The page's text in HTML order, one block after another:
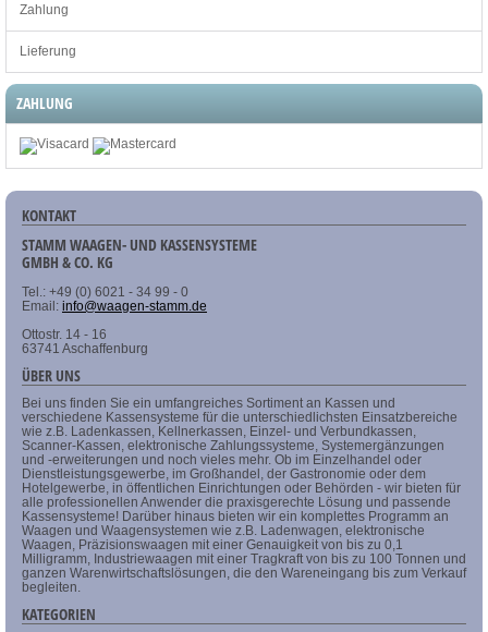
Zahlung
Lieferung
ZAHLUNG
KONTAKT
STAMM WAAGEN- UND KASSENSYSTEME
GMBH & CO. KG
Tel.: +49 (0) 6021 - 34 99 - 0
Email: info@waagen-stamm.de
Ottostr. 14 - 16
63741 Aschaffenburg
ÜBER UNS
Bei uns finden Sie ein umfangreiches Sortiment an Kassen und
verschiedene Kassensysteme für die unterschiedlichsten Einsatzbereiche
wie z.B. Ladenkassen, Kellnerkassen, Einzel- und Verbundkassen,
Scanner-Kassen, elektronische Zahlungssysteme, Systemergänzungen
und -erweiterungen und noch vieles mehr. Ob im Einzelhandel oder
Dienstleistungsgewerbe, im Großhandel, der Gastronomie oder dem
Hotelgewerbe, in öffentlichen Einrichtungen oder Behörden - wir bieten für
alle professionellen Anwender die praxisgerechte Lösung und passende
Kassensysteme! Darüber hinaus bieten wir ein komplettes Programm an
Waagen und Waagensystemen wie z.B. Ladenwagen, elektronische
Waagen, Präzisionswaagen mit einer Genauigkeit von bis zu 0,1
Milligramm, Industriewaagen mit einer Tragkraft von bis zu 100 Tonnen und
ganzen Warenwirtschaftslösungen, die den Wareneingang bis zum Verkauf
begleiten.
KATEGORIEN